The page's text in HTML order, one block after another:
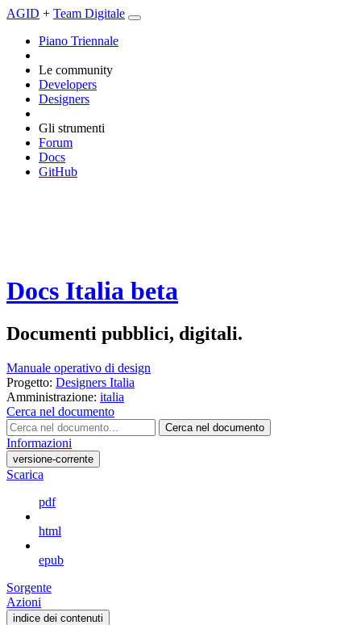
AGID + Team Digitale
Piano Triennale
Le community
Developers
Designers
Gli strumenti
Forum
Docs
GitHub
Docs Italia beta
Documenti pubblici, digitali.
Manuale operativo di design
Progetto: Designers Italia
Amministrazione: italia
Cerca nel documento
Cerca nel documento
Informazioni
versione-corrente
Scarica
pdf
html
epub
Sorgente
Azioni
indice dei contenuti